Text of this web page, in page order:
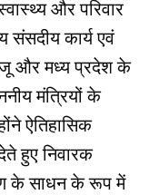
और परिवार
संसदीय कार्य एवं
और मध्य प्रदेश के
मंत्रियों के
ऐतिहासिक
हुए निवारक
के साधन के रूप में